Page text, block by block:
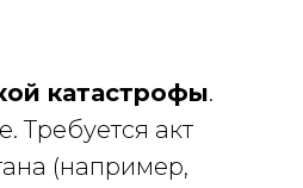
катастрофы.
Требуется акт
(например,